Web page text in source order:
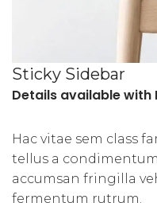
Sticky Sidebar
Details available with
Hac vitae sem class
tellus a
accumsan fringilla
fermentum rutrum.